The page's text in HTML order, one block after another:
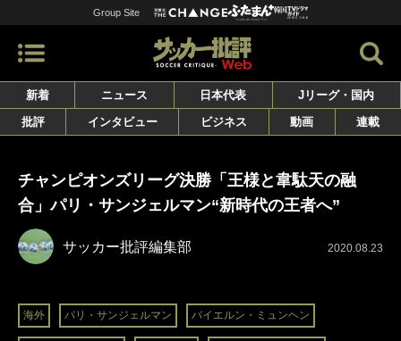
Group Site
新着 ニュース 日本代表
Jリーグ・国内
批評
インタビュー ビジネス 動画 連載
チャンピオンズリーグ決勝「王様と韋駄天の融
合」パリ・サンジェルマン“新時代の王者へ”
サッカー批評編集部 2020.08.23
海外 パリ・サンジェルマン バイエルン・ミュンヘン